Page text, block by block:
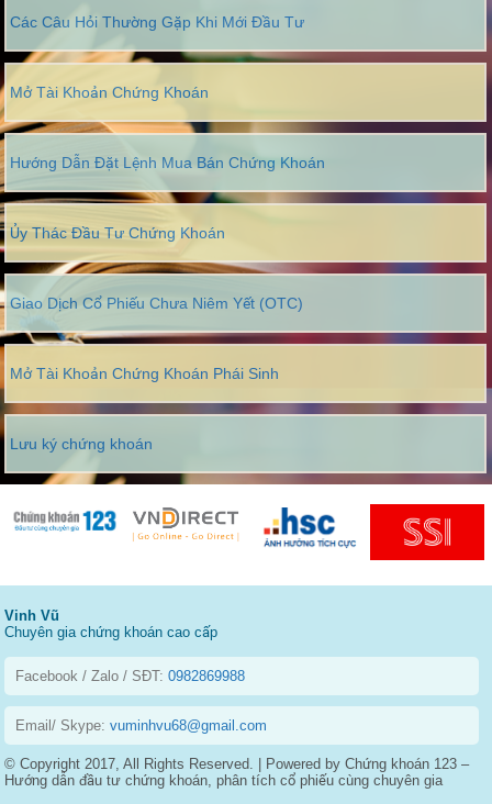
Các Câu Hỏi Thường Gặp Khi Mới Đầu Tư
Mở Tài Khoản Chứng Khoán
Hướng Dẫn Đặt Lệnh Mua Bán Chứng Khoán
Ủy Thác Đầu Tư Chứng Khoán
Giao Dịch Cổ Phiếu Chưa Niêm Yết (OTC)
Mở Tài Khoản Chứng Khoán Phái Sinh
Lưu ký chứng khoán
Vinh Vũ
Chuyên gia chứng khoán cao cấp
Facebook / Zalo / SĐT:0982869988
Email/ Skype:vuminhvu68@gmail.com
© Copyright 2017, All Rights Reserved. | Powered by Chứng khoán 123 –
Hướng dẫn đầu tư chứng khoán, phân tích cổ phiếu cùng chuyên gia